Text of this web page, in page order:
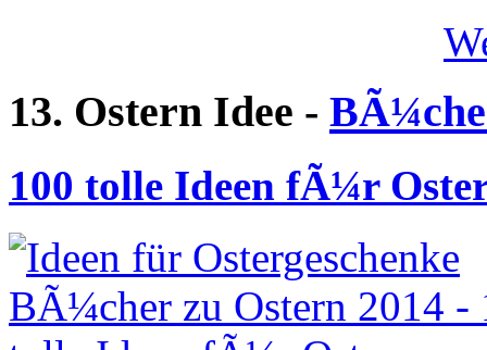
13. Ostern Idee -
100 tolle Ideen fÃ¼r